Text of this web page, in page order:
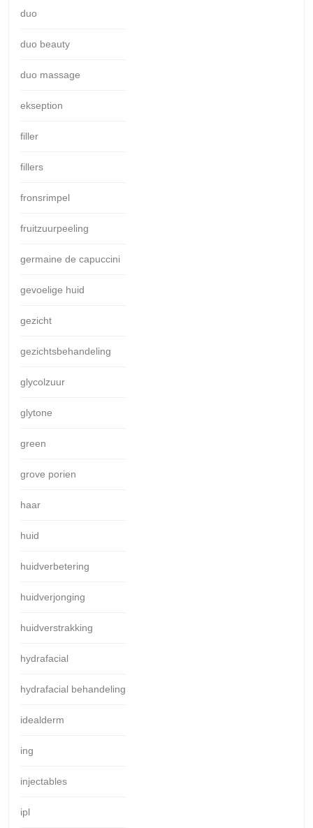
duo
duo beauty
duo massage
ekseption
filler
fillers
fronsrimpel
fruitzuurpeeling
germaine de capuccini
gevoelige huid
gezicht
gezichtsbehandeling
glycolzuur
glytone
green
grove porien
haar
huid
huidverbetering
huidverjonging
huidverstrakking
hydrafacial
hydrafacial behandeling
idealderm
ing
injectables
ipl